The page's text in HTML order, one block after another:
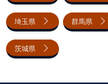
埼玉県 群馬県
茨城県